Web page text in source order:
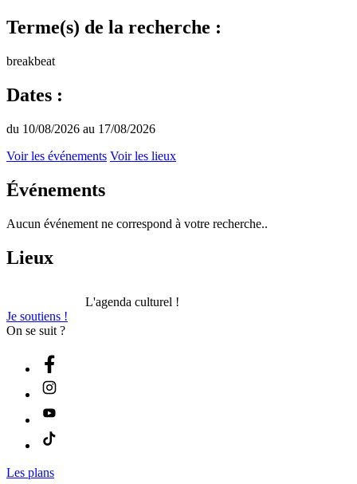
Terme(s) de la recherche :
breakbeat
Dates :
du 10/08/2026 au 17/08/2026
Voir les événements Voir les lieux
Événements
Aucun événement ne correspond à votre recherche..
Lieux
L'agenda culturel !
Je soutiens !
On se suit ?
Les plans